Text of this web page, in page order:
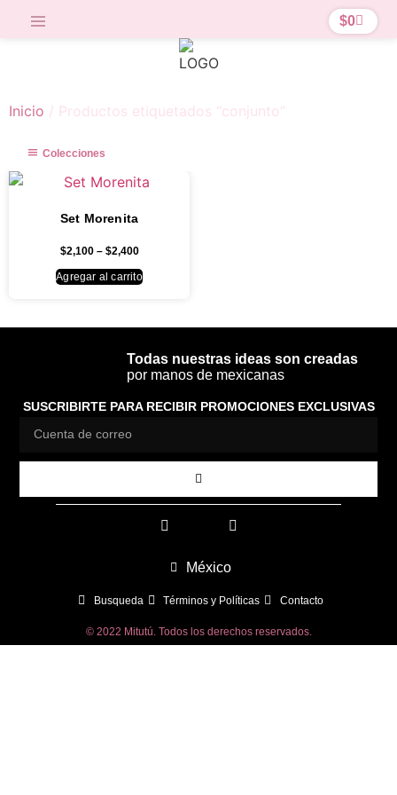
$0
Inicio / Productos etiquetados “conjunto”
Colecciones
Set Morenita
$2,100 – $2,400
Agregar al carrito
Todas nuestras ideas son creadas
por manos de mexicanas
SUSCRIBIRTE PARA RECIBIR PROMOCIONES EXCLUSIVAS
México
Busqueda Términos y Políticas Contacto
© 2022 Mitutú. Todos los derechos reservados.